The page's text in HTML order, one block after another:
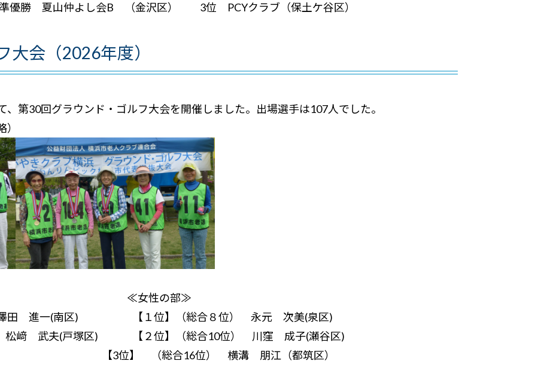
勝 夏山仲よし会B （金沢区） 3位 PCYクラブ（保土ケ谷区）
会（2026年度）
第30回グラウンド・ゴルフ大会を開催しました。出場選手は107人でした。
≪女性の部≫
澤田 進一(南区) 【１位】（総合８位） 永元 次美(泉区)
松﨑 武夫(戸塚区) 【２位】（総合10位） 川窪 成子(瀬谷区)
区) 【3位】 （総合16位） 横溝 朋江（都筑区）